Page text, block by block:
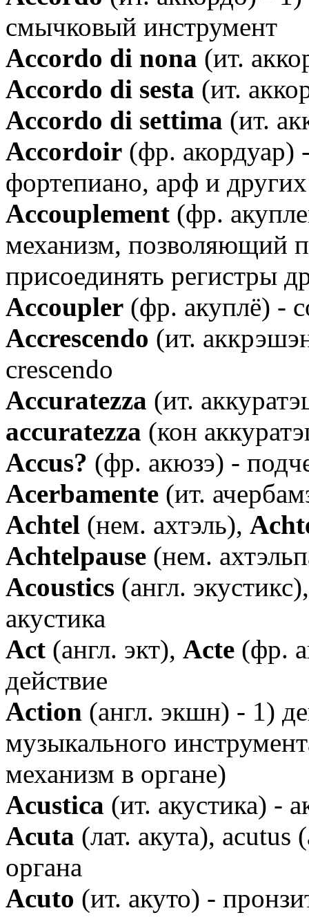
смычковый инструмент
Аccordo di nоnа (ит.
Аccordo di sesta (ит.
Аccordo di settima (ит.
Аccordoir (фр. акордуар)
фортепиано, арф и
Аccouplement (фр.
механизм, позволяющий
присоединять регистры
Аccoupler (фр. акуплё) -
Аccrescendo (ит.
crescendo
Аccuratezza (ит.
accuratezza (кон
Аccus? (фр. акюзэ) -
Аcerbamente (ит.
Аchtel (нем. ахтэль),
Аchtelpause (нем.
Аcoustics (англ.
акустика
Аct (англ. экт), Аcte (фр.
действие
Аction (англ. экшн) - 1)
музыкального
механизм в органе)
Аcustica (ит. акустика) -
Аcuta (лат. акута), acutus
органа
Аcuto (ит. акуто) -